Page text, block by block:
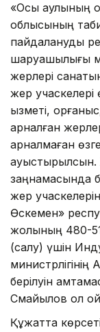
«Осы қаулының
облысының
пайдалануды
шаруашылығы
жерлері
жер учаскелерi
қызметі,
арналған
арналмаған
ауыстырылсын.
заңнамасында
жер
Өскемен»
жолының 480-
(салу) үшін
берілуін
Смайылов қол
Құжатта